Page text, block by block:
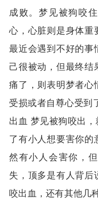
成败。梦见被狗咬
心，心脏则是身体重
最近会遇到不好的事
己很被动，但最终结
痛了，则表明梦者心
受损或者自尊心受到
出血 梦见被狗咬出
了有小人想要害你的
然有小人会害你，
失，顶多是有人背后
咬出血，还有其他几